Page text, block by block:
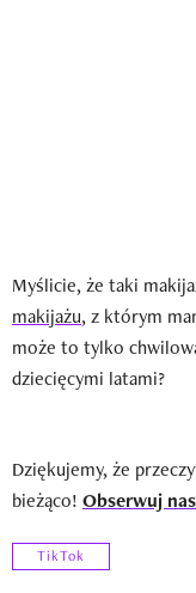
Myślicie, że taki
makijażu, z którym
może to tylko
dziecięcymi latami?
Dziękujemy, że
bieżąco! Obserwuj
TikTok